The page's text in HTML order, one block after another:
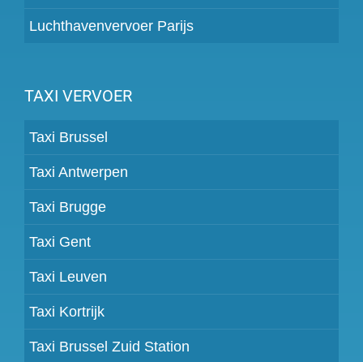
Luchthavenvervoer Parijs
TAXI VERVOER
Taxi Brussel
Taxi Antwerpen
Taxi Brugge
Taxi Gent
Taxi Leuven
Taxi Kortrijk
Taxi Brussel Zuid Station